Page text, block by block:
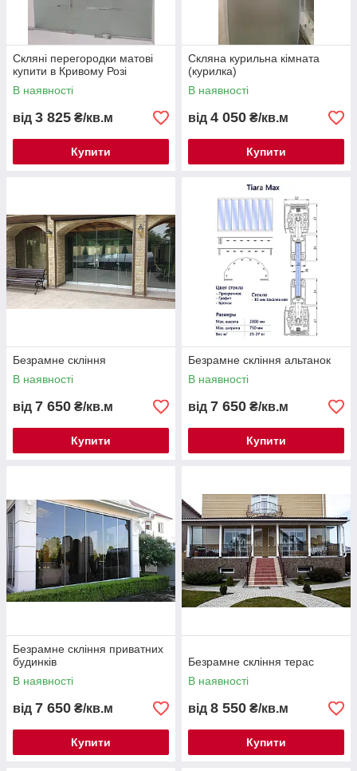
Скляні перегородки матові
купити в Кривому Розі
В наявності
від 3 825 ₴/кв.м
Купити
Скляна курильна кімната
(курилка)
В наявності
від 4 050 ₴/кв.м
Купити
Безрамне скління
В наявності
від 7 650 ₴/кв.м
Купити
Безрамне скління альтанок
В наявності
від 7 650 ₴/кв.м
Купити
Безрамне скління приватних
будинків
В наявності
від 7 650 ₴/кв.м
Купити
Безрамне скління терас
В наявності
від 8 550 ₴/кв.м
Купити